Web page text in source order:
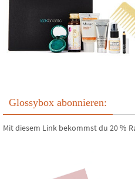
Glossybox abonnieren:
Mit diesem Link bekommst du 20 %